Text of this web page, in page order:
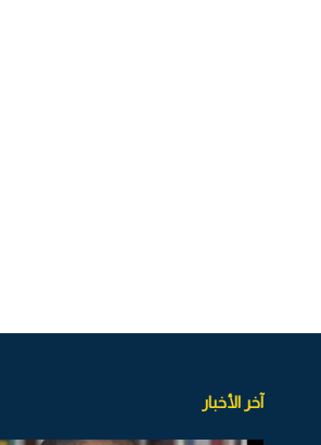
آخر الأخبار